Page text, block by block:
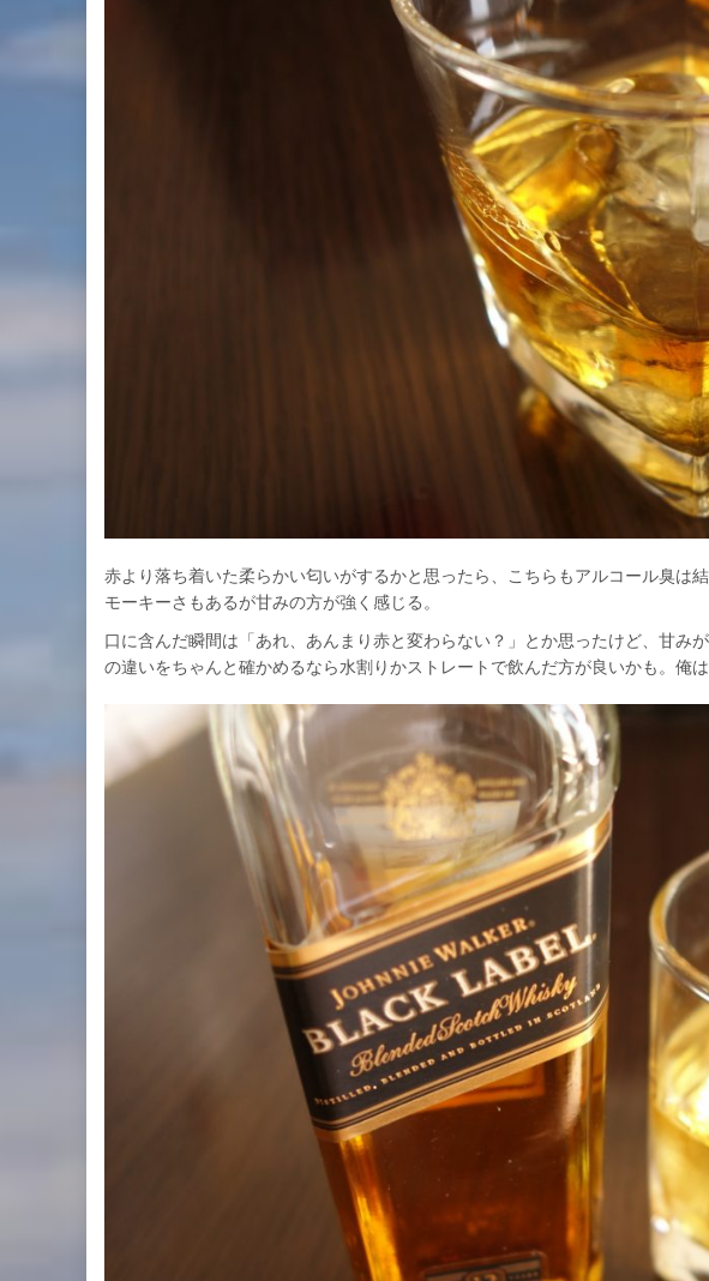
赤より落ち着いた柔らかい匂いがするかと思ったら、こちらもアルコール臭は
モーキーさもあるが甘みの方が強く感じる。
口に含んだ瞬間は「あれ、あんまり赤と変わらない？」とか思ったけど、甘み
の違いをちゃんと確かめるなら水割りかストレートで飲んだ方が良いかも。俺は